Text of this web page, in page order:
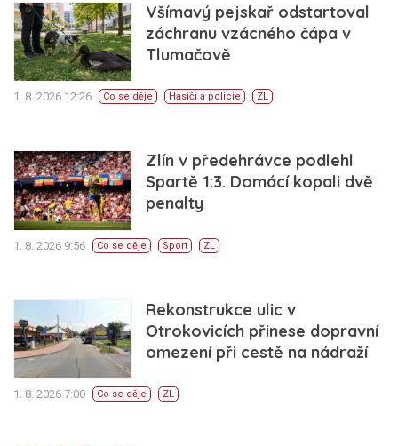
Všímavý pejskař odstartoval
záchranu vzácného čápa v
Tlumačově
1. 8. 2026 12:26 Co se děje Hasiči a policie ZL
Zlín v předehrávce podlehl
Spartě 1:3. Domácí kopali dvě
penalty
1. 8. 2026 9:56 Co se děje Sport ZL
Rekonstrukce ulic v
Otrokovicích přinese dopravní
omezení při cestě na nádraží
1. 8. 2026 7:00 Co se děje ZL